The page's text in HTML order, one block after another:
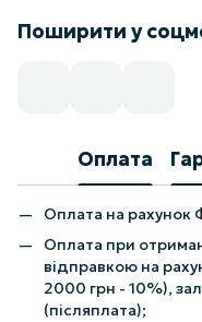
Поширити у
Оплата
Оплата на рахунок
Оплата при
відправкою на
2000 грн - 10%),
(післяплата);